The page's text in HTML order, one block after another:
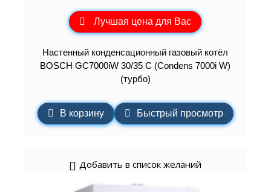
Лучшая цена для Вас
Настенный конденсационный газовый котёл
BOSCH GC7000iW 30/35 C (Condens 7000i W)
(турбо)
В корзину Быстрый просмотр
Добавить в список желаний